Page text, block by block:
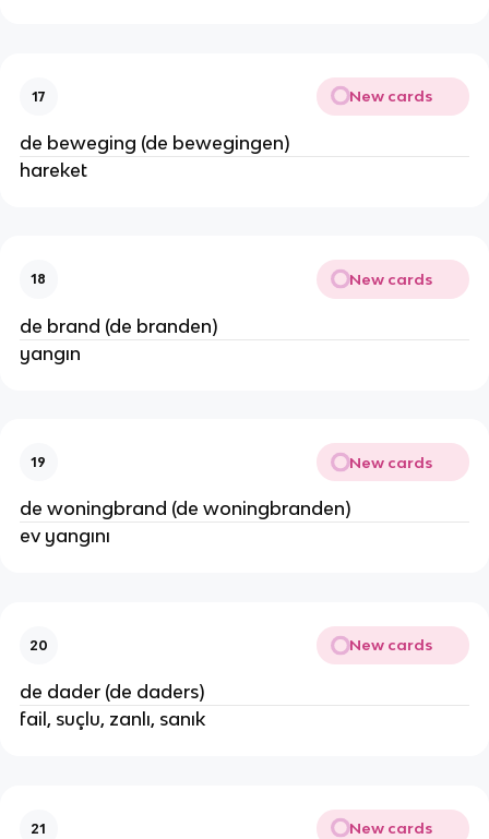
17 New cards
de beweging (de bewegingen)
hareket
18 New cards
de brand (de branden)
yangın
19 New cards
de woningbrand (de woningbranden)
ev yangını
20 New cards
de dader (de daders)
fail, suçlu, zanlı, sanık
21 New cards